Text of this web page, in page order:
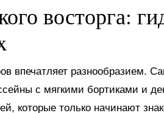
восторга:
впечатляет разнообразием.
с мягкими бортиками и
которые только начинают